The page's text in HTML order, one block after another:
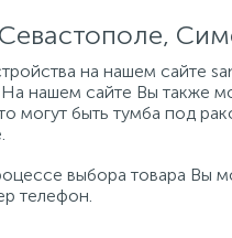
Севастополе,
на нашем
нашем сайте Вы также
могут быть тумба под
выбора товара Вы
телефон.